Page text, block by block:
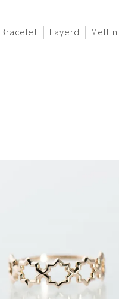
Bracelet Layerd